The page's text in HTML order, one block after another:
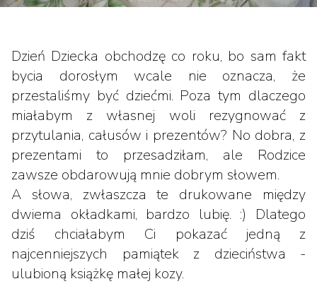
Dzień Dziecka obchodzę co roku, bo sam fakt
bycia dorosłym wcale nie oznacza, że
przestaliśmy być dziećmi. Poza tym dlaczego
miałabym z własnej woli rezygnować z
przytulania, całusów i prezentów? No dobra, z
prezentami to przesadziłam, ale Rodzice
zawsze obdarowują mnie dobrym słowem.
A słowa, zwłaszcza te drukowane między
dwiema okładkami, bardzo lubię. :) Dlatego
dziś chciałabym Ci pokazać jedną z
najcenniejszych pamiątek z dzieciństwa -
ulubioną książkę małej kozy.